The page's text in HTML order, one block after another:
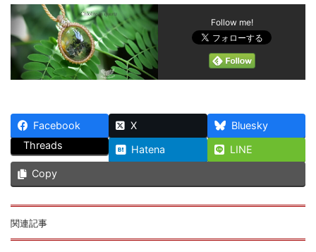
Follow me!
Facebook X
Bluesky
Threads
Hatena
LINE
Copy
関連記事